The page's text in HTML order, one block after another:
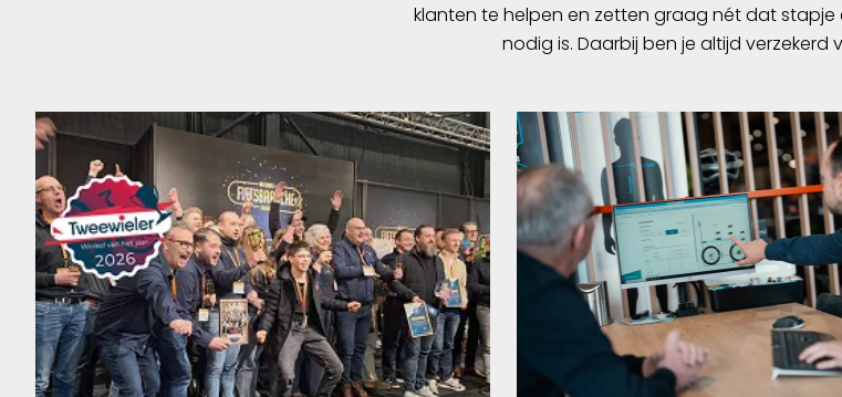
klanten te helpen en zetten graag nét dat stapje
nodig is. Daarbij ben je altijd verzekerd